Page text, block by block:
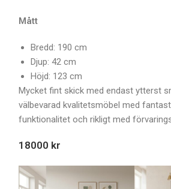
Mått
Bredd: 190 cm
Djup: 42 cm
Höjd: 123 cm
Mycket fint skick med endast ytterst
välbevarad kvalitetsmöbel med
funktionalitet och rikligt med
18000 kr